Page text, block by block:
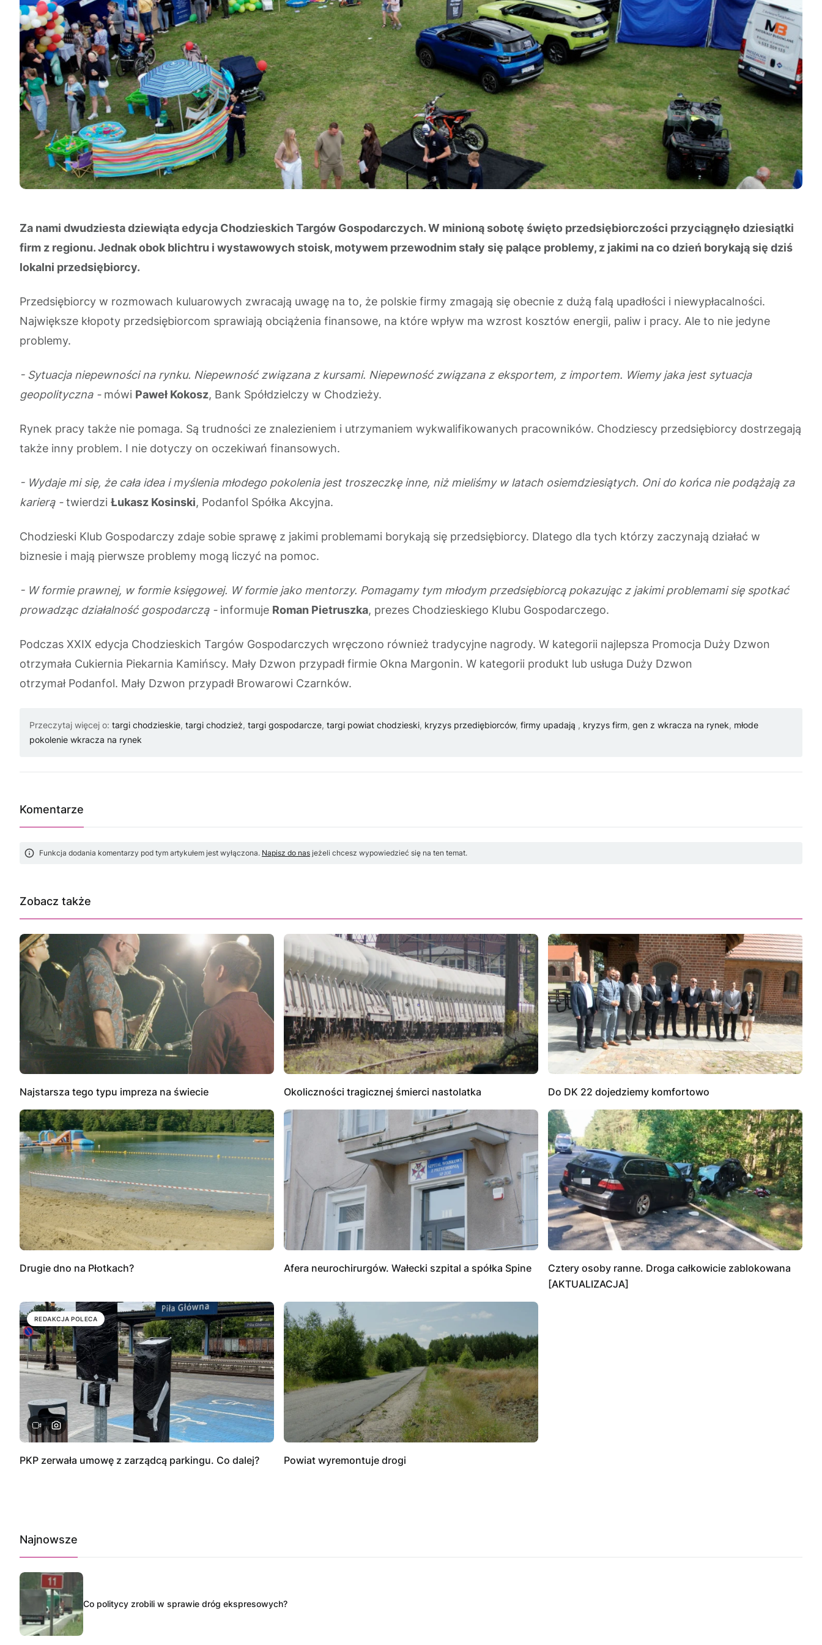
Za nami dwudziesta dziewiąta edycja Chodzieskich Targów Gospodarczych. W minioną sobotę święto przedsiębiorczości przyciągnęło dziesiątki
firm z regionu. Jednak obok blichtru i wystawowych stoisk, motywem przewodnim stały się palące problemy, z jakimi na co dzień borykają się dziś
lokalni przedsiębiorcy.
Przedsiębiorcy w rozmowach kuluarowych zwracają uwagę na to, że polskie firmy zmagają się obecnie z dużą falą upadłości i niewypłacalności.
Największe kłopoty przedsiębiorcom sprawiają obciążenia finansowe, na które wpływ ma wzrost kosztów energii, paliw i pracy. Ale to nie jedyne
problemy.
- Sytuacja niepewności na rynku. Niepewność związana z kursami. Niepewność związana z eksportem, z importem. Wiemy jaka jest sytuacja
geopolityczna -mówi Paweł Kokosz, Bank Spółdzielczy w Chodzieży.
Rynek pracy także nie pomaga. Są trudności ze znalezieniem i utrzymaniem wykwalifikowanych pracowników. Chodziescy przedsiębiorcy dostrzegają
także inny problem. I nie dotyczy on oczekiwań finansowych.
- Wydaje mi się, że cała idea i myślenia młodego pokolenia jest troszeczkę inne, niż mieliśmy w latach osiemdziesiątych. Oni do końca nie podążają za
karierą -twierdzi Łukasz Kosinski, Podanfol Spółka Akcyjna.
Chodzieski Klub Gospodarczy zdaje sobie sprawę z jakimi problemami borykają się przedsiębiorcy. Dlatego dla tych którzy zaczynają działać w
biznesie i mają pierwsze problemy mogą liczyć na pomoc.
- W formie prawnej, w formie księgowej. W formie jako mentorzy. Pomagamy tym młodym przedsiębiorcą pokazując z jakimi problemami się spotkać
prowadząc działalność gospodarczą -informuje Roman Pietruszka, prezes Chodzieskiego Klubu Gospodarczego.
Podczas XXIX edycja Chodzieskich Targów Gospodarczych wręczono również tradycyjne nagrody. W kategorii najlepsza Promocja Duży Dzwon
otrzymała Cukiernia Piekarnia Kamińscy. Mały Dzwon przypadł firmie Okna Margonin. W kategorii produkt lub usługa Duży Dzwon
otrzymał Podanfol. Mały Dzwon przypadł Browarowi Czarnków.
Przeczytaj więcej o: targi chodzieskie, targi chodzież, targi gospodarcze, targi powiat chodzieski, kryzys przediębiorców, firmy upadają , kryzys firm, gen z wkracza na rynek, młode
pokolenie wkracza na rynek
Komentarze
Funkcja dodania komentarzy pod tym artykułem jest wyłączona. Napisz do nas jeżeli chcesz wypowiedzieć się na ten temat.
Zobacz także
Najstarsza tego typu impreza na świecie Okoliczności tragicznej śmierci nastolatka Do DK 22 dojedziemy komfortowo
Drugie dno na Płotkach? Afera neurochirurgów. Wałecki szpital a spółka Spine
Cztery osoby ranne. Droga całkowicie zablokowana
[AKTUALIZACJA]
REDAKCJA POLECA
PKP zerwała umowę z zarządcą parkingu. Co dalej? Powiat wyremontuje drogi
Najnowsze
Co politycy zrobili w sprawie dróg ekspresowych?